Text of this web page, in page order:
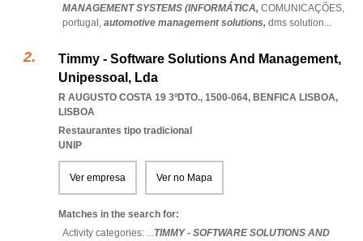
MANAGEMENT SYSTEMS (INFORMÁTICA, COMUNICAÇÕES,
portugal, automotive management solutions, dms solution...
Timmy - Software Solutions And Management,
Unipessoal, Lda
R AUGUSTO COSTA 19 3ºDTO., 1500-064, BENFICA LISBOA,
LISBOA
Restaurantes tipo tradicional
UNIP
Ver empresa Ver no Mapa
Matches in the search for:
Activity categories: ...TIMMY - SOFTWARE SOLUTIONS AND